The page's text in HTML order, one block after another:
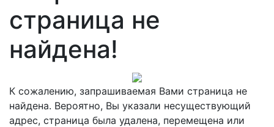
страница не
найдена!
К сожалению, запрашиваемая Вами страница не
найдена. Вероятно, Вы указали несуществующий
адрес, страница была удалена, перемещена или